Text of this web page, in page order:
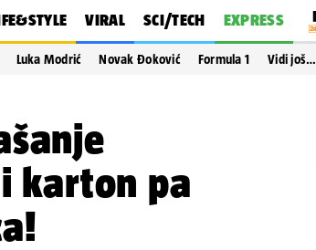
VIRAL SCI/TECH EXPRESS
Luka Modrić Novak Đoković Formula 1 Vidi još…
karton pa